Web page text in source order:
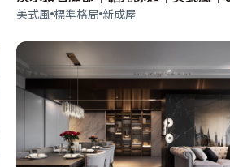
美式風 標準格局 新成屋